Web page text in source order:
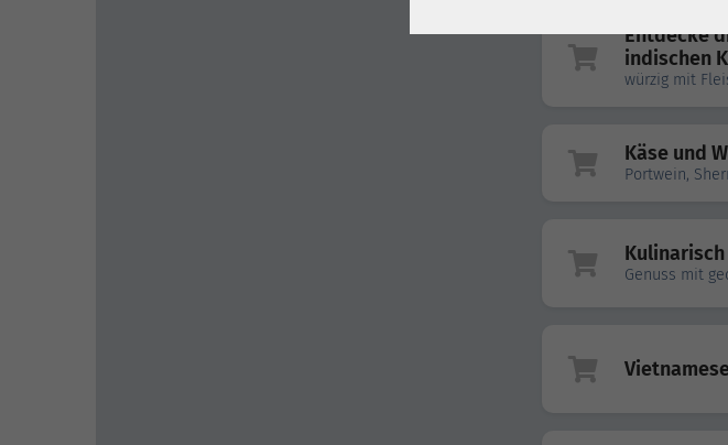
Entdecke
indischen
würzig mit
Käse und
Portwein,
Genuss mit